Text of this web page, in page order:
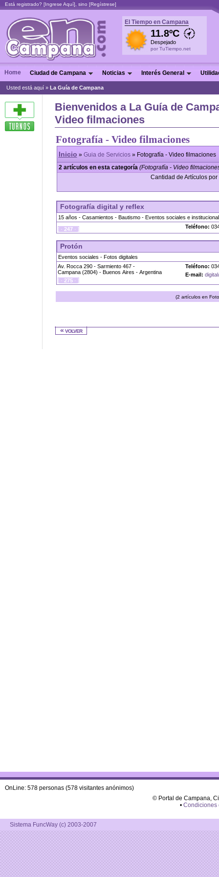
Está registrado? [Ingrese Aquí], sino [Regístrese]
El Tiempo en Campana
11.8ºC
Despejado
por TuTiempo.net
Home Ciudad de Campana Noticias Interés General
Usted está aquí » La Guía de Campana
Bienvenidos a La Guía de
Video filmaciones
Fotografía - Video filmaciones
Inicio » Guia de Servicios» Fotografía - Video filmaciones
2 artículos en esta categoría (Fotografía - Video
Cantidad de Artículos por
Fotografía digital y reflex
15 años - Casamientos - Bautismo - Eventos sociales e
[ · 247 · ] Teléfono:
Protón
Eventos sociales - Fotos digitales
Av. Rocca 290 - Sarmiento 467 -
Campana (2804) - Buenos Aires - Argentina
[ · 275 · ]
Teléfono:
E-mail:
(2 artículos en
« volver
OnLine: 578 personas (578 visitantes anónimos)
© Portal de Campana,
• Condiciones
Sistema FuncWay (c) 2003-2007